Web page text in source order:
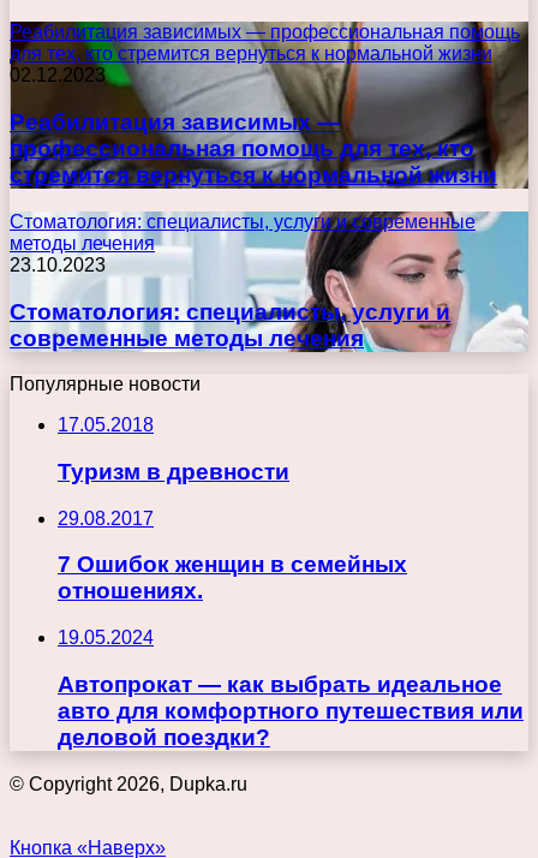
Реабилитация зависимых — профессиональная помощь
для тех, кто стремится вернуться к нормальной жизни
02.12.2023
Реабилитация зависимых —
профессиональная помощь для тех, кто
стремится вернуться к нормальной жизни
Стоматология: специалисты, услуги и современные
методы лечения
23.10.2023
Стоматология: специалисты, услуги и
современные методы лечения
Популярные новости
17.05.2018
Туризм в древности
29.08.2017
7 Ошибок женщин в семейных
отношениях.
19.05.2024
Автопрокат — как выбрать идеальное
авто для комфортного путешествия или
деловой поездки?
© Copyright 2026, Dupka.ru
Кнопка «Наверх»